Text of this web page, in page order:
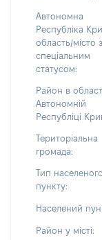
Автономна
Республіка
область/місто
спеціальним
статусом:
Район в
Автономній
Республіці
Територіальна
громада:
Тип населеного
пункту:
Населений
Район у місті: